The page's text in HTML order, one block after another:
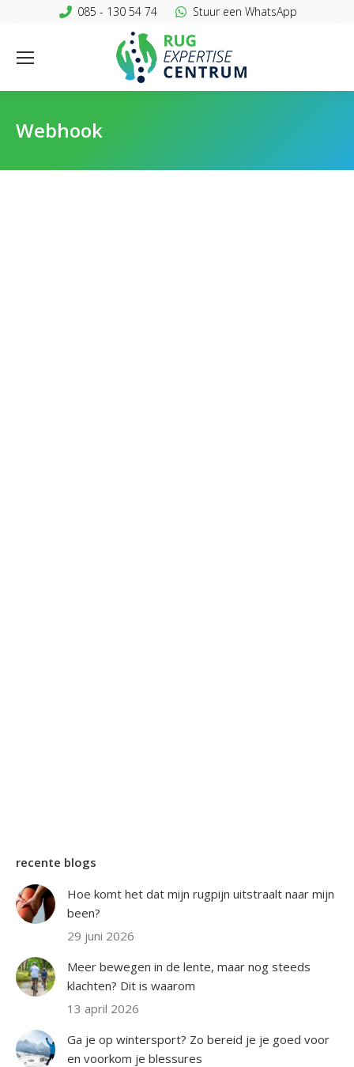
085 - 130 54 74 Stuur een WhatsApp
Webhook
recente blogs
Hoe komt het dat mijn rugpijn uitstraalt naar mijn
been?
29 juni 2026
Meer bewegen in de lente, maar nog steeds
klachten? Dit is waarom
13 april 2026
Ga je op wintersport? Zo bereid je je goed voor
en voorkom je blessures